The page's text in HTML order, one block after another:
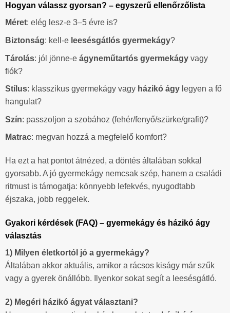
Hogyan válassz gyorsan? – egyszerű ellenőrzőlista
Méret: elég lesz-e 3–5 évre is?
Biztonság: kell-e leesésgátlós gyermekágy?
Tárolás: jól jönne-e ágyneműtartós gyermekágy vagy
fiók?
Stílus: klasszikus gyermekágy vagy házikó ágy legyen a fő
hangulat?
Szín: passzoljon a szobához (fehér/fenyő/szürke/grafit)?
Matrac: megvan hozzá a megfelelő komfort?
Ha ezt a hat pontot átnézed, a döntés általában sokkal
gyorsabb. A jó gyermekágy nemcsak szép, hanem a családi
ritmust is támogatja: könnyebb lefekvés, nyugodtabb
éjszaka, jobb reggelek.
Gyakori kérdések (FAQ) – gyermekágy és házikó ágy
választás
1) Milyen életkortól jó a gyermekágy?
Általában akkor aktuális, amikor a rácsos kiságy már szűk
vagy a gyerek önállóbb. Ilyenkor sokat segít a leesésgátló.
2) Megéri házikó ágyat választani?